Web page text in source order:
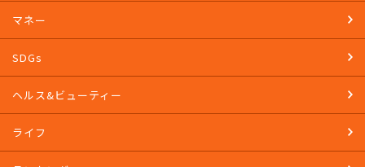
マネー
SDGs
ヘルス&ビューティー
ライフ